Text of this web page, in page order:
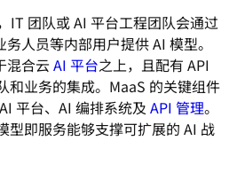
IT 团队或 AI 平台工程团队会通过
人员等内部用户提供 AI 模型。
混合云 AI 平台之上，且配有 API
和业务的集成。MaaS 的关键组件
平台、AI 编排系统及 API 管理。
型即服务能够支撑可扩展的 AI 战